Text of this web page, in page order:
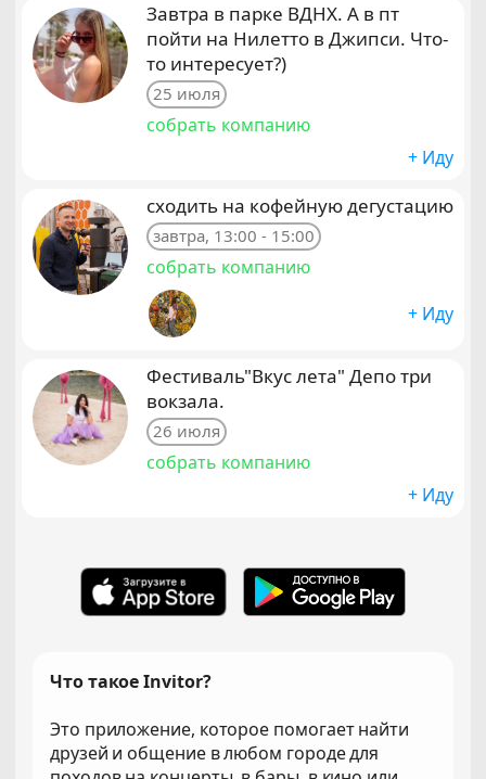
Завтра в парке ВДНХ. А в пт
пойти на Нилетто в Джипси. Что-
то интересует?)
25 июля
собрать компанию
+ Иду
сходить на кофейную дегустацию
завтра, 13:00 - 15:00
собрать компанию
+ Иду
Фестиваль"Вкус лета" Депо три
вокзала.
26 июля
собрать компанию
+ Иду
Что такое Invitor?
Это приложение, которое помогает найти
друзей и общение в любом городе для